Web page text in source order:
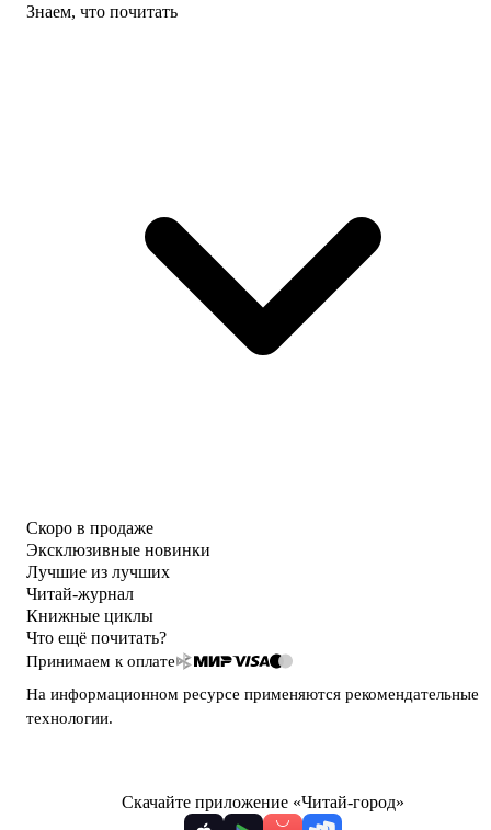
Знаем, что почитать
Скоро в продаже
Эксклюзивные новинки
Лучшие из лучших
Читай-журнал
Книжные циклы
Что ещё почитать?
Принимаем к оплате
На информационном ресурсе применяются рекомендательные
технологии.
Скачайте приложение «Читай-город»